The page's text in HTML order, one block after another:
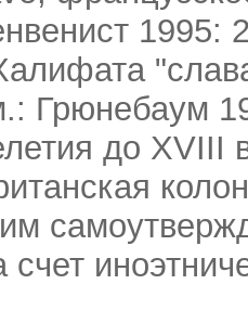
1995:
Грюнебаум
до XVIII